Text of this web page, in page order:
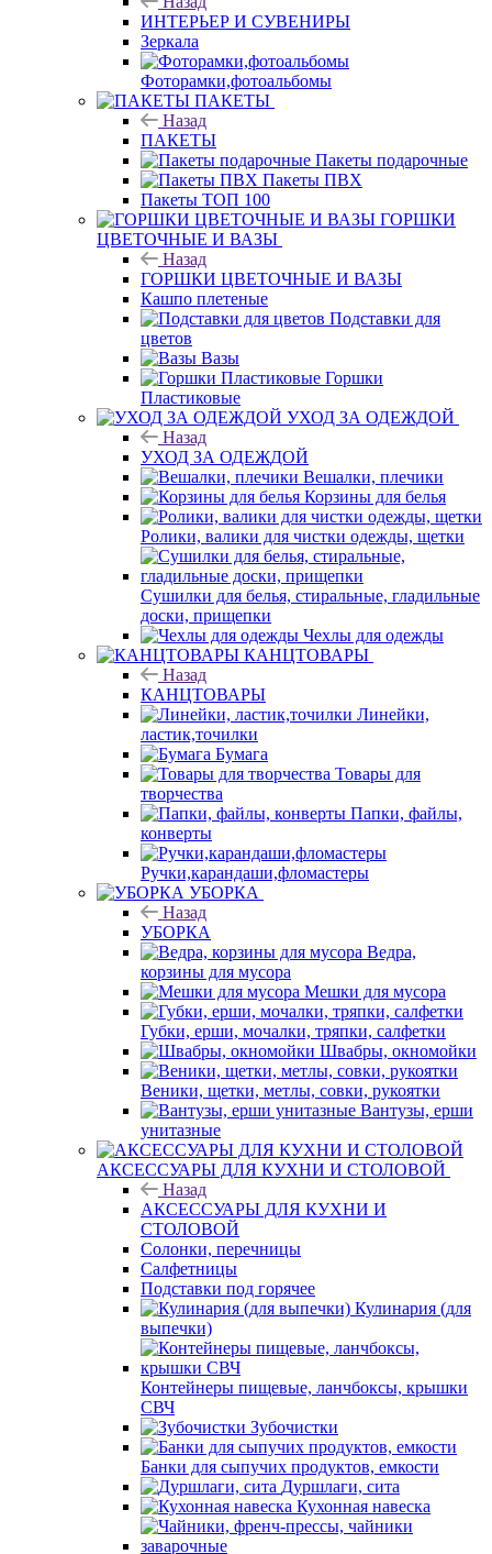
ИНТЕРЬЕР И СУВЕНИРЫ
Зеркала
Фоторамки,фотоальбомы
ПАКЕТЫ
Назад
ПАКЕТЫ
Пакеты подарочные
Пакеты ПВХ
Пакеты ТОП 100
ГОРШКИ
ЦВЕТОЧНЫЕ И ВАЗЫ
Назад
ГОРШКИ ЦВЕТОЧНЫЕ И ВАЗЫ
Кашпо плетеные
Подставки для
цветов
Вазы
Горшки
Пластиковые
УХОД ЗА ОДЕЖДОЙ
Назад
УХОД ЗА ОДЕЖДОЙ
Вешалки, плечики
Корзины для белья
Ролики, валики для чистки одежды, щетки
Сушилки для белья, стиральные, гладильные
доски, прищепки
Чехлы для одежды
КАНЦТОВАРЫ
Назад
КАНЦТОВАРЫ
Линейки,
ластик,точилки
Бумага
Товары для
творчества
Папки, файлы,
конверты
Ручки,карандаши,фломастеры
УБОРКА
Назад
УБОРКА
Ведра,
корзины для мусора
Мешки для мусора
Губки, ерши, мочалки, тряпки, салфетки
Швабры, окномойки
Веники, щетки, метлы, совки, рукоятки
Вантузы, ерши
унитазные
АКСЕССУАРЫ ДЛЯ КУХНИ И СТОЛОВОЙ
Назад
АКСЕССУАРЫ ДЛЯ КУХНИ И
СТОЛОВОЙ
Солонки, перечницы
Салфетницы
Подставки под горячее
Кулинария (для
выпечки)
Контейнеры пищевые, ланчбоксы, крышки
СВЧ
Зубочистки
Банки для сыпучих продуктов, емкости
Дуршлаги, сита
Кухонная навеска